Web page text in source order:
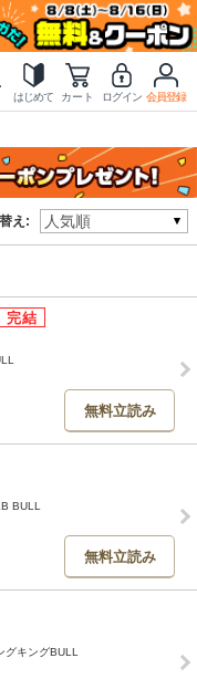
はじめて カート ログイン 会員登録
え:
無料立読み
BULL
無料立読み
グキングBULL